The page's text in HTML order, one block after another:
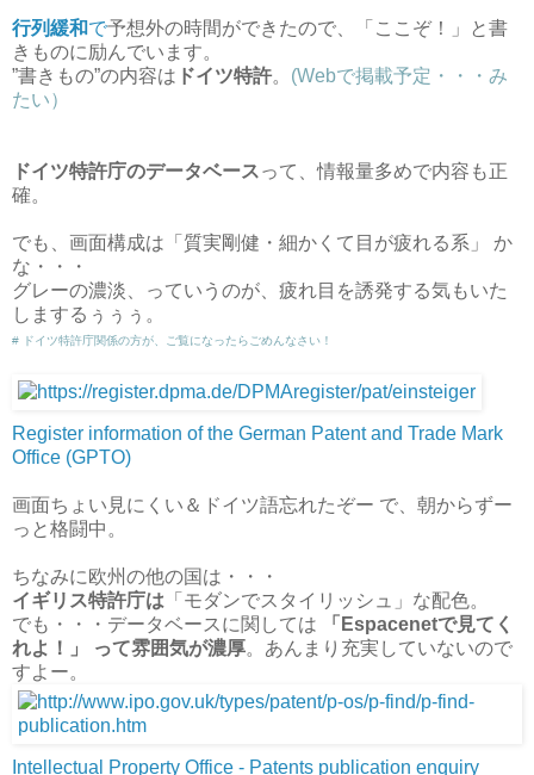
行列緩和で予想外の時間ができたので、「ここぞ！」と書
きものに励んでいます。
”書きもの”の内容は ドイツ特許。 (Webで掲載予定・・・み
たい）
ドイツ特許庁のデータベースって、情報量多めで内容も正
確。
でも、画面構成は「質実剛健・細かくて目が疲れる系」 か
な・・・
グレーの濃淡、っていうのが、疲れ目を誘発する気もいた
しまするぅぅぅ。
# ドイツ特許庁関係の方が、ご覧になったらごめんなさい！
Register information of the German Patent and Trade Mark
Office (GPTO)
画面ちょい見にくい＆ドイツ語忘れたぞー で、朝からずー
っと格闘中。
ちなみに欧州の他の国は・・・
イギリス特許庁は 「モダンでスタイリッシュ」な配色。
でも・・・データベースに関しては
「Espacenetで見てく
れよ！」 って雰囲気が濃厚。あんまり充実していないので
すよー。
Intellectual Property Office - Patents publication enquiry